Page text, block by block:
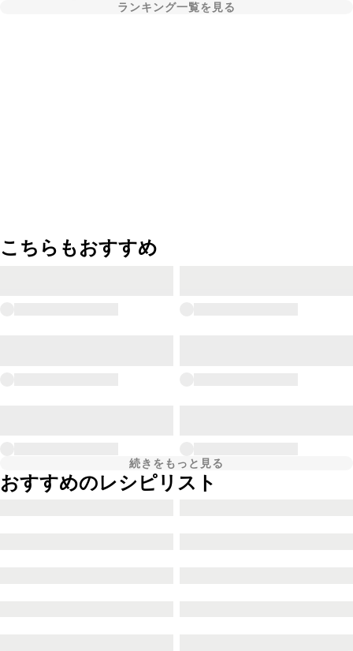
ランキング一覧を見る
こちらもおすすめ
続きをもっと見る
おすすめのレシピリスト